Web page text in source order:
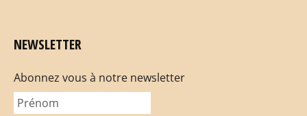
NEWSLETTER
Abonnez vous à notre newsletter